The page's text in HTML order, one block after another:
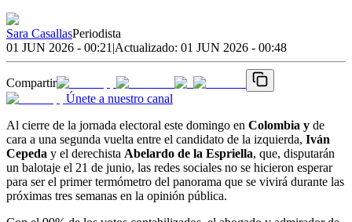
Sara CasallasPeriodista
01 JUN 2026 - 00:21 |Actualizado: 01 JUN 2026 - 00:48
Compartir
Únete a nuestro canal
Al cierre de la jornada electoral este domingo en Colombia y de
cara a una segunda vuelta entre el candidato de la izquierda, Iván
Cepeda y el derechista Abelardo de la Espriella, que, disputarán
un balotaje el 21 de junio, las redes sociales no se hicieron esperar
para ser el primer termómetro del panorama que se vivirá durante las
próximas tres semanas en la opinión pública.